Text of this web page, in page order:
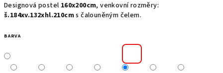
Designová postel 160x200cm, venkovní rozměry:
š.184xv.132xhl.210cm s čalouněným čelem.
BARVA